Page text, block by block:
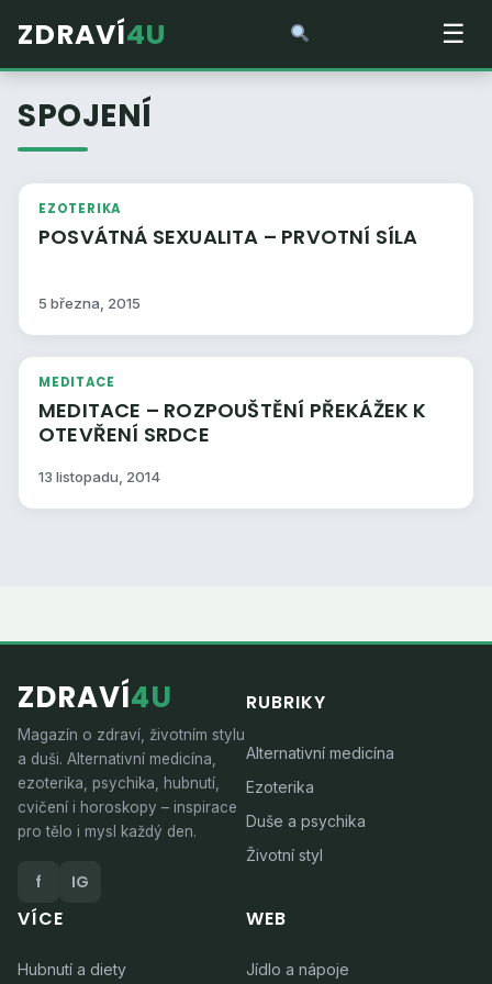
ZDRAVÍ4U ☰
SPOJENÍ
EZOTERIKA
POSVÁTNÁ SEXUALITA – PRVOTNÍ SÍLA
5 března, 2015
MEDITACE
MEDITACE – ROZPOUŠTĚNÍ PŘEKÁŽEK K
OTEVŘENÍ SRDCE
13 listopadu, 2014
ZDRAVÍ4U
Magazín o zdraví, životním stylu
a duši. Alternativní medicína,
ezoterika, psychika, hubnutí,
cvičení i horoskopy – inspirace
pro tělo i mysl každý den.
f IG
RUBRIKY
Alternativní medicína
Ezoterika
Duše a psychika
Životní styl
VÍCE
Hubnutí a diety
WEB
Jídlo a nápoje